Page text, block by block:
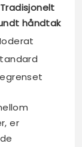
Tradisjonelt
håndtak
er